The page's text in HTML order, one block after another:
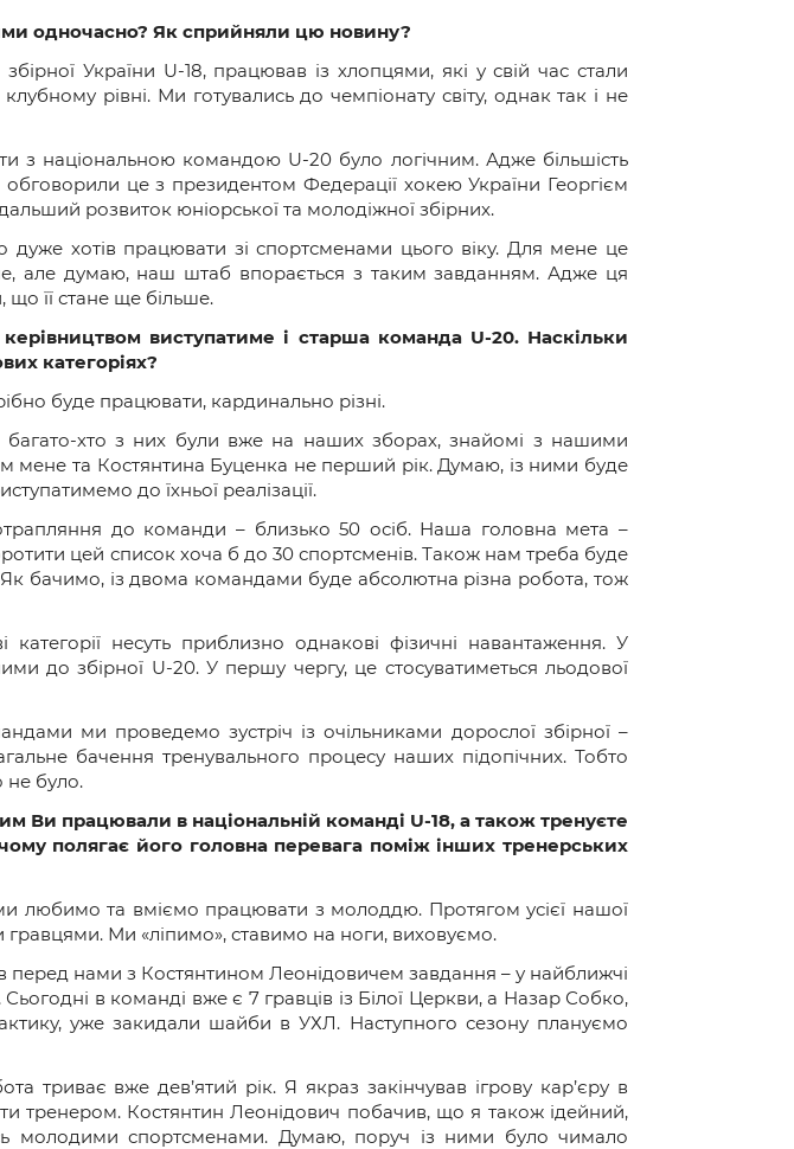
одночасно? Як сприйняли цю новину?
України U-18, працював із хлопцями, які у свій час стали
рівні. Ми готувались до чемпіонату світу, однак так і не
з національною командою U-20 було логічним. Адже більшість
обговорили це з президентом Федерації хокею України Георгієм
розвиток юніорської та молодіжної збірних.
хотів працювати зі спортсменами цього віку. Для мене це
але думаю, наш штаб впорається з таким завданням. Адже ця
її стане ще більше.
виступатиме і старша команда U-20. Наскільки
категоріях?
буде працювати, кардинально різні.
багато-хто з них були вже на наших зборах, знайомі з нашими
мене та Костянтина Буценка не перший рік. Думаю, із ними буде
до їхньої реалізації.
до команди – близько 50 осіб. Наша головна мета –
цей список хоча б до 30 спортсменів. Також нам треба буде
бачимо, із двома командами буде абсолютна різна робота, тож
несуть приблизно однакові фізичні навантаження. У
до збірної U-20. У першу чергу, це стосуватиметься льодової
ми проведемо зустріч із очільниками дорослої збірної –
бачення тренувального процесу наших підопічних. Тобто
не було.
Ви працювали в національній команді U-18, а також тренуєте
полягає його головна перевага поміж інших тренерських
любимо та вміємо працювати з молоддю. Протягом усієї нашої
Ми «ліпимо», ставимо на ноги, виховуємо.
перед нами з Костянтином Леонідовичем завдання – у найближчі
в команді вже є 7 гравців із Білої Церкви, а Назар Собко,
уже закидали шайби в УХЛ. Наступного сезону плануємо
триває вже дев’ятий рік. Я якраз закінчував ігрову кар’єру в
тренером. Костянтин Леонідович побачив, що я також ідейний,
молодими спортсменами. Думаю, поруч із ними було чимало